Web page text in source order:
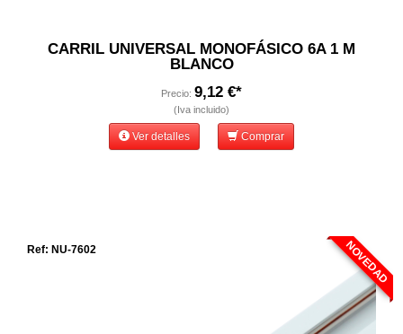
CARRIL UNIVERSAL MONOFÁSICO 6A 1 M
BLANCO
Precio: 9,12 €*
(Iva incluido)
Ver detalles Comprar
NOVEDAD
Ref: NU-7602